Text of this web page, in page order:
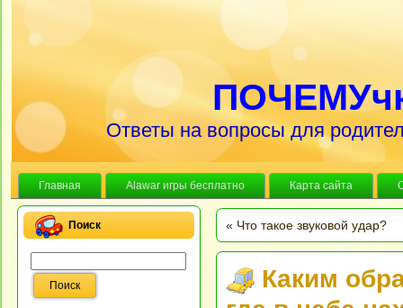
Ответы на вопросы для
Главная Alawar игры бесплатно Карта сайта
Поиск « Что такое звуковой удар?
Каким